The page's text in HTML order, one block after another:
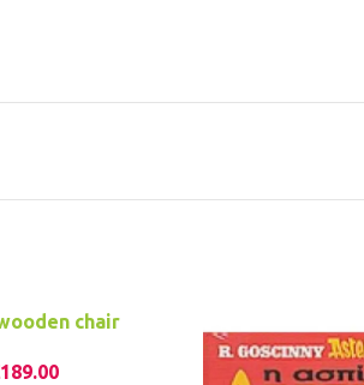
chair
189.00